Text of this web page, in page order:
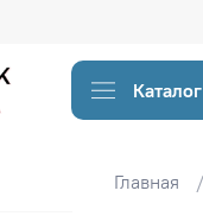
Каталог
Главная